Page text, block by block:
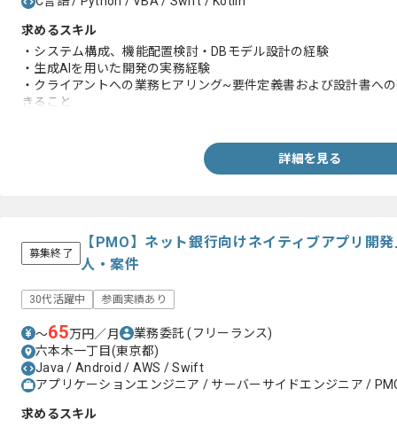
求めるスキル
・システム構成、機能配置検討・DBモデル設計の経験
・生成AIを用いた開発の実務経験
・クライアントへの業務ヒアリング~要件定義書および設計書へ
きること
詳細を見る
募集終了
【PMO】ネット銀行向けネイティブアプリ開
人・案件
30代活躍中 参画実績あり
〜65万円／月 業務委託(フリーランス)
六本木一丁目(東京都)
Java / Android / AWS / Swift
アプリケーションエンジニア / サーバーサイドエンジニア /
求めるスキル